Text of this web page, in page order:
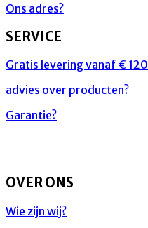
Ons adres?
SERVICE
Gratis levering vanaf € 120
advies over producten?
Garantie?
OVER ONS
Wie zijn wij?